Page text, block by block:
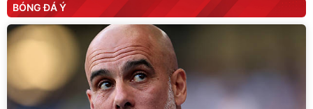
BÓNG ĐÁ Ý